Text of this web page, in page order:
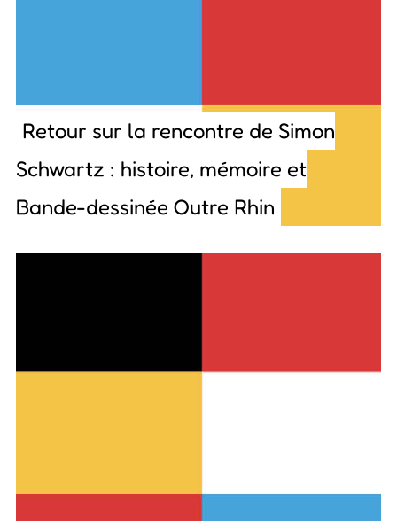
Retour sur la rencontre de Simon
Schwartz : histoire, mémoire et
Bande-dessinée Outre Rhin